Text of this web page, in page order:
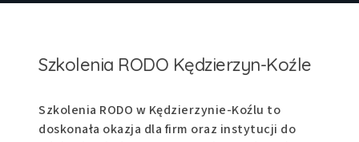
Szkolenia RODO Kędzierzyn-Koźle
Szkolenia RODO w Kędzierzynie-Koźlu to
doskonała okazja dla firm oraz instytucji do